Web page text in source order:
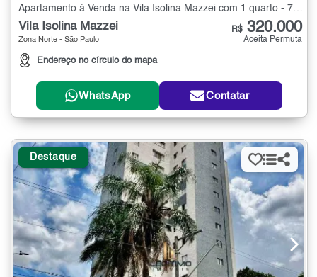
Apartamento à Venda na Vila Isolina Mazzei com 1 quarto - 74 m²
Vila Isolina Mazzei
Zona Norte - São Paulo
Endereço no círculo do mapa
R$ 320.000
Aceita Permuta
WhatsApp Contatar
Destaque